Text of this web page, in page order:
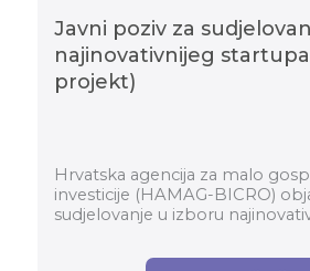
Javni poziv za
najinovativnijeg
projekt)
Hrvatska agencija za malo
investicije (HAMAG-BICRO)
sudjelovanje u izboru